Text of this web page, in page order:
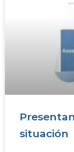
situación